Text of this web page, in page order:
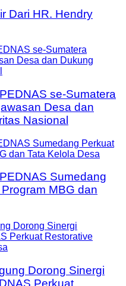
Dari HR. Hendry
se-Sumatera
Desa dan
Nasional
Sumedang
MBG dan
Dorong Sinergi
Perkuat